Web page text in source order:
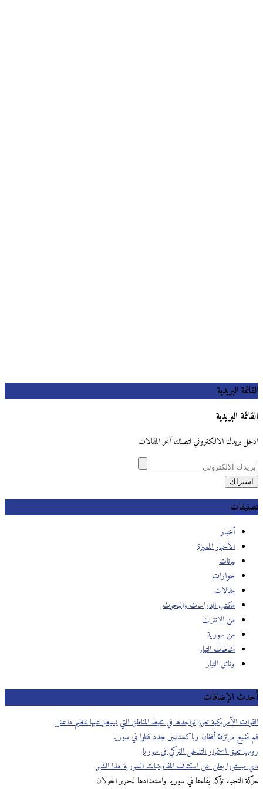
القائمة البريدية
القائمة البريدية
ادخل بريدك الالكتروني لتصلك آخر المقالات
تصنيفات
أخبار
الأخبار المميزة
بيانات
حوارات
مقالات
مكتب الدراسات والبحوث
من الانترنت
من سورية
نشاطات التيار
وثائق التيار
أحدث الإضافات
القوات الأمريكية تعزز تواجدها في محيط المناطق التي يسيطر عليها تنظيم داعش
قم تشيع مرتزقة أفغان وباكستانيين جدد قتلوا في سوريا
روسيا تعيق استمرار التدخل التركي في سوريا
دي ميستورا يعلن عن استئناف المفاوضات السورية هذا الشهر
حركة النجباء تؤكد بقاءها في سوريا واستعدادها لتحرير الجولان